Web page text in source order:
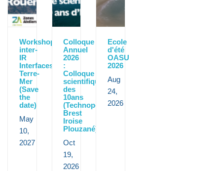
Workshop
inter-
IR
Interfaces
Terre-
Mer
(Save
the
date)
May
10,
2027
Colloque
Annuel
2026
:
Colloque
scientifique
des
10ans
(Technopôle
Brest
Iroise
Plouzané)
Oct
19,
2026
Ecole
d'été
OASU
2026
Aug
24,
2026